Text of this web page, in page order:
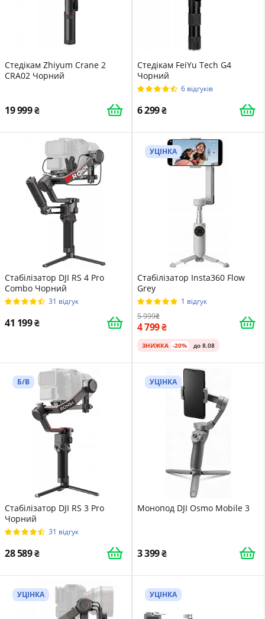
Стедікам Zhiyum Crane 2
CRA02 Чорний
19 999
Стедікам FeiYu Tech G4
Чорний
6 відгуків
6 299
Стабілізатор DJI RS 4 Pro
Combo Чорний
31 відгук
41 199
УЦІНКА
Стабілізатор Insta360 Flow
Grey
1 відгук
5 999
4 799
ЗНИЖКА -20% до 8.08
Б/В
Стабілізатор DJI RS 3 Pro
Чорний
31 відгук
28 589
УЦІНКА
Монопод DJI Osmo Mobile 3
3 399
УЦІНКА УЦІНКА